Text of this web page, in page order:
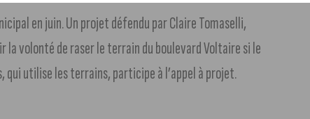
en juin. Un projet défendu par Claire Tomaselli,
la volonté de raser le terrain du boulevard Voltaire si le
qui utilise les terrains, participe à l’appel à projet.